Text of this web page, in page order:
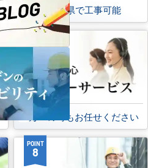
47都道府県で工事可能
6
万一の時もお任せください
POINT
8